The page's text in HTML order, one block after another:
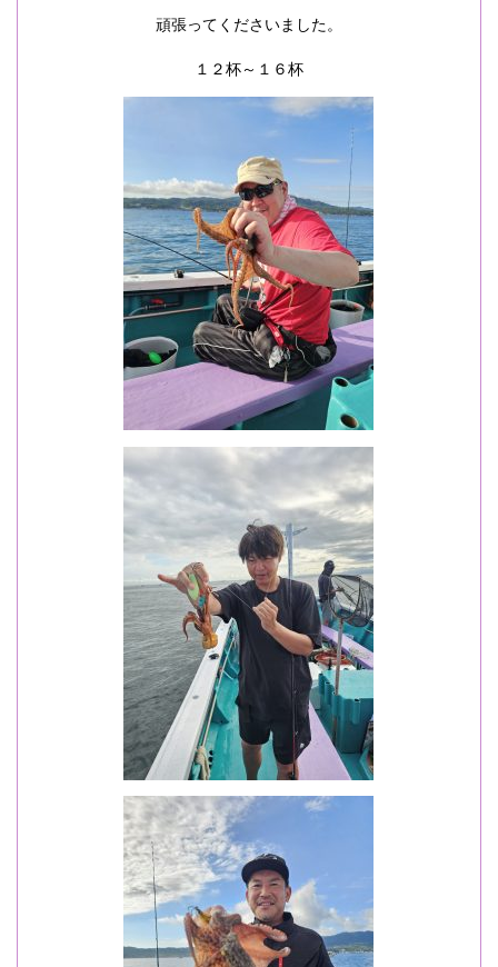
頑張ってくださいました。
１２杯～１６杯